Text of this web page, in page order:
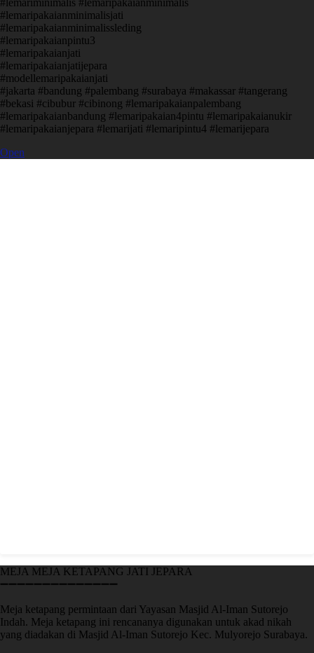
#lemariminimalis #lemaripakaianminimalis
#lemaripakaianminimalisjati
#lemaripakaianminimalissleding
#lemaripakaianpintu3
#lemaripakaianjati
#lemaripakaianjatijepara
#modellemaripakaianjati
#jakarta #bandung #palembang #surabaya #makassar #tangerang
#bekasi #cibubur #cibinong #lemaripakaianpalembang
#lemaripakaianbandung #lemaripakaian4pintu #lemaripakaianukir
#lemaripakaianjepara #lemarijati #lemaripintu4 #lemarijepara
Open
MEJA MEJA KETAPANG JATI JEPARA
➖➖➖➖➖➖➖➖➖➖➖➖➖➖
Meja ketapang permintaan dari Yayasan Masjid Al-Iman Sutorejo
Indah. Meja ketapang ini rencananya digunakan untuk akad nikah
yang diadakan di Masjid Al-Iman Sutorejo Kec. Mulyorejo Surabaya.